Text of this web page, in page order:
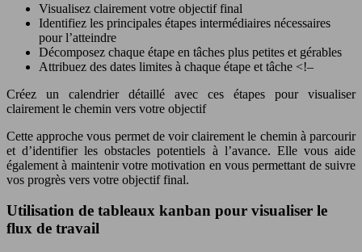
Visualisez clairement votre objectif final
Identifiez les principales étapes intermédiaires nécessaires
pour l’atteindre
Décomposez chaque étape en tâches plus petites et gérables
Attribuez des dates limites à chaque étape et tâche <!–
Créez un calendrier détaillé avec ces étapes pour visualiser
clairement le chemin vers votre objectif
Cette approche vous permet de voir clairement le chemin à parcourir
et d’identifier les obstacles potentiels à l’avance. Elle vous aide
également à maintenir votre motivation en vous permettant de suivre
vos progrès vers votre objectif final.
Utilisation de tableaux kanban pour visualiser le
flux de travail